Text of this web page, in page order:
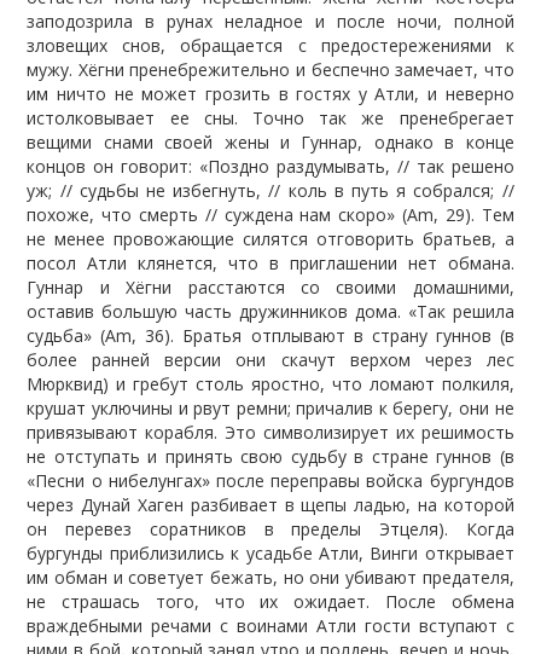
заподозрила в рунах неладное и после ночи, полной
зловещих снов, обращается с предостережениями к
мужу. Хёгни пренебрежительно и беспечно замечает, что
им ничто не может грозить в гостях у Атли, и неверно
истолковывает ее сны. Точно так же пренебрегает
вещими снами своей жены и Гуннар, однако в конце
концов он говорит: «Поздно раздумывать, // так решено
уж; // судьбы не избегнуть, // коль в путь я собрался; //
похоже, что смерть // суждена нам скоро» (Am, 29). Тем
не менее провожающие силятся отговорить братьев, а
посол Атли клянется, что в приглашении нет обмана.
Гуннар и Хёгни расстаются со своими домашними,
оставив большую часть дружинников дома. «Так решила
судьба» (Am, 36). Братья отплывают в страну гуннов (в
более ранней версии они скачут верхом через лес
Мюрквид) и гребут столь яростно, что ломают полкиля,
крушат уключины и рвут ремни; причалив к берегу, они не
привязывают корабля. Это символизирует их решимость
не отступать и принять свою судьбу в стране гуннов (в
«Песни о нибелунгах» после переправы войска бургундов
через Дунай Хаген разбивает в щепы ладью, на которой
он перевез соратников в пределы Этцеля). Когда
бургунды приблизились к усадьбе Атли, Винги открывает
им обман и советует бежать, но они убивают предателя,
не страшась того, что их ожидает. После обмена
враждебными речами с воинами Атли гости вступают с